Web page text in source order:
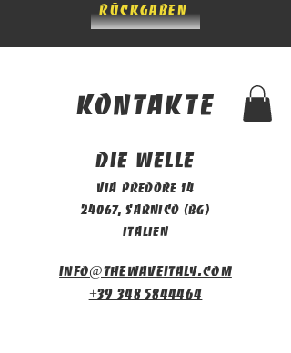
Rückgaben
Kontakte
Die Welle
Via Predore 14
24067, Sarnico (BG)
Italien
info@thewaveitaly.com
+39 348 5844464